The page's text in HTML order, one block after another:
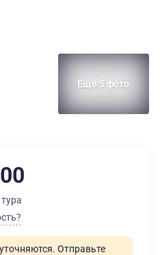
Еще 5 фото
Отправьте